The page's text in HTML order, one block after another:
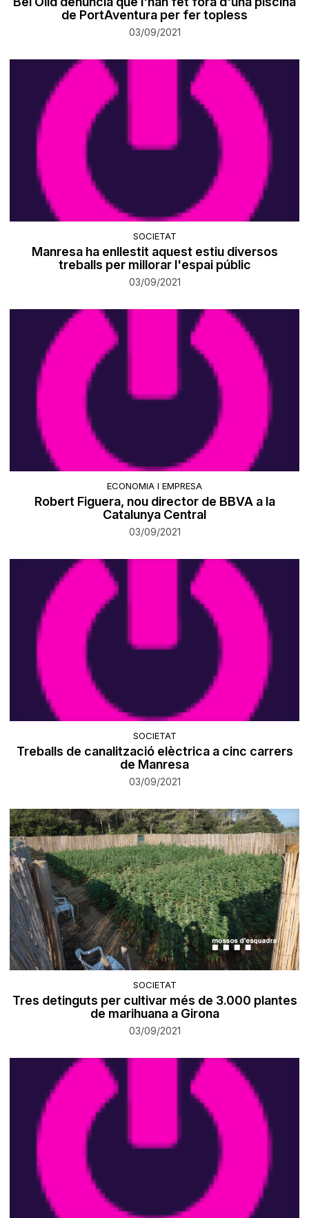
de PortAventura per fer topless
03/09/2021
SOCIETAT
Manresa ha enllestit aquest estiu diversos
treballs per millorar l'espai públic
03/09/2021
ECONOMIA I EMPRESA
Robert Figuera, nou director de BBVA a la
Catalunya Central
03/09/2021
SOCIETAT
Treballs de canalització elèctrica a cinc carrers
de Manresa
03/09/2021
SOCIETAT
Tres detinguts per cultivar més de 3.000 plantes
de marihuana a Girona
03/09/2021